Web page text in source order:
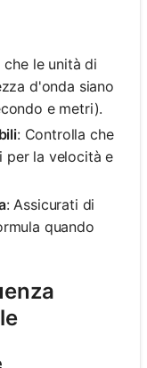
che le unità di
d'onda siano
e metri).
: Controlla che
per la velocità e
: Assicurati di
quando